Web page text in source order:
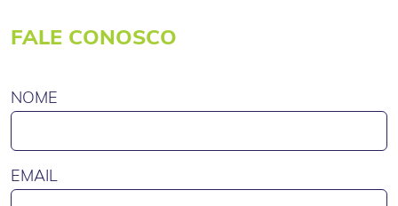
FALE CONOSCO
NOME
EMAIL